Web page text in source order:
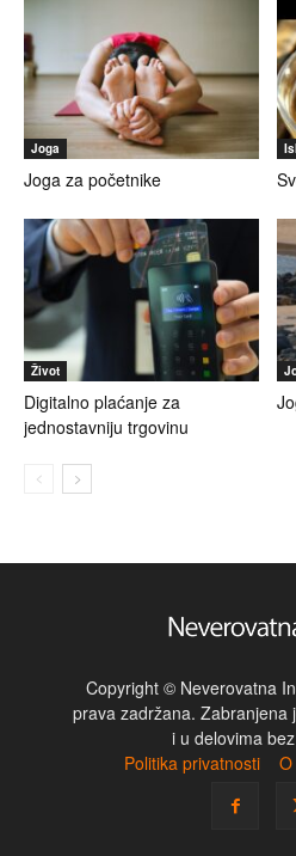
Joga
Joga za početnike
Život
Digitalno plaćanje za
jednostavniju trgovinu
Copyright © Neverovatna
prava zadržana. Zabranjena
i u delovima
Politika privatnosti